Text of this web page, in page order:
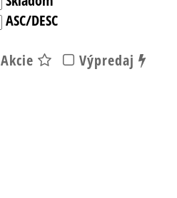
ASC/DESC
Akcie
Výpredaj